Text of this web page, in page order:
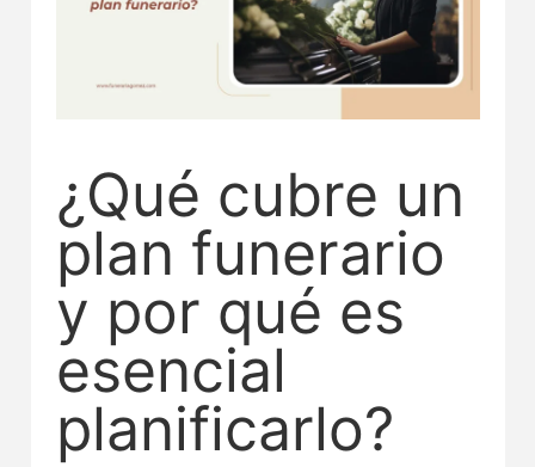
¿Qué cubre un
plan funerario
y por qué es
esencial
planificarlo?